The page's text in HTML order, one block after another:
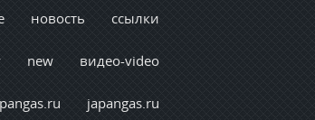
новость ссылки
new видео-video
japangas.ru